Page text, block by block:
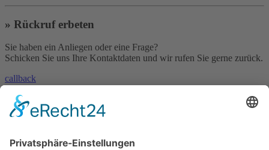
» Rückruf erbeten
Sie haben ein Anliegen oder eine Frage?
Schicken Sie uns Ihre Kontaktdaten und wir rufen Sie gerne zurück.
callback
» Kontakt aufnehmen